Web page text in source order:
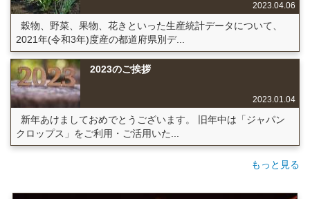
2023.04.06
穀物、野菜、果物、花きといった生産統計データについて、
2021年(令和3年)度産の都道府県別デ...
2023のご挨拶
2023.01.04
新年あけましておめでとうございます。 旧年中は「ジャパン
クロップス」をご利用・ご活用いた...
もっと見る